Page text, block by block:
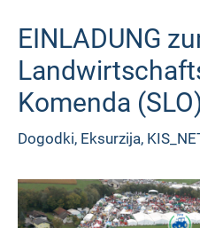
EINLADUNG
Komenda
Dogodki, Eksurzija,